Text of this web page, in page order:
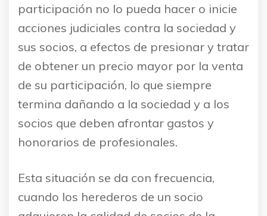
participación no lo pueda hacer o inicie
acciones judiciales contra la sociedad y
sus socios, a efectos de presionar y tratar
de obtener un precio mayor por la venta
de su participación, lo que siempre
termina dañando a la sociedad y a los
socios que deben afrontar gastos y
honorarios de profesionales.
Esta situación se da con frecuencia,
cuando los herederos de un socio